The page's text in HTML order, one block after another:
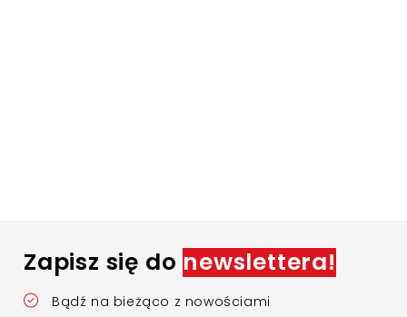
Zapisz się do newslettera!
Bądź na bieżąco z nowościami